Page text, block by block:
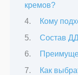
кремов?
Кому
Состав
Как